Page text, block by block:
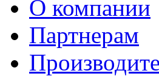
О компании
Партнерам